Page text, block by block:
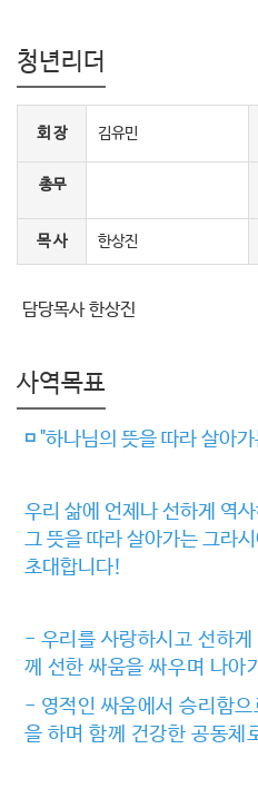
청년리더
회 장 김유민
총무
목 사 한상진
담당목사 한상진
사역목표
◽ "하나님의 뜻을 따라 살아
우리 삶에 언제나 선하게 역
그 뜻을 따라 살아가는 그라
초대합니다!
- 우리를 사랑하시고 선하
께 선한 싸움을 싸우며 나아
- 영적인 싸움에서 승리함
을 하며 함께 건강한 공동체